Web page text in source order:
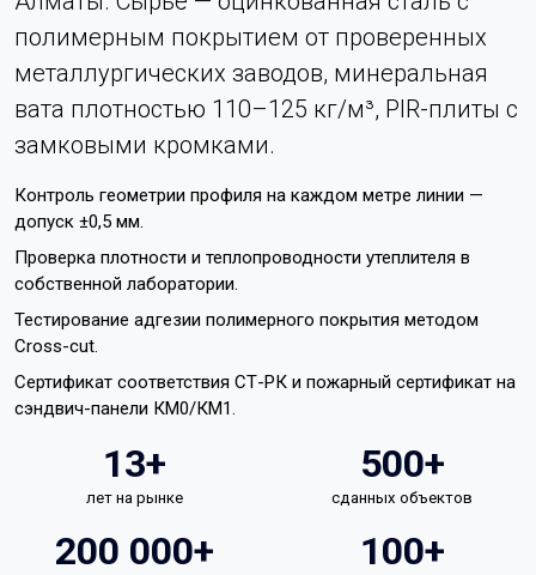
полимерным покрытием от проверенных
металлургических заводов, минеральная
вата плотностью 110–125 кг/м³, PIR-плиты с
замковыми кромками.
Контроль геометрии профиля на каждом метре линии —
допуск ±0,5 мм.
Проверка плотности и теплопроводности утеплителя в
собственной лаборатории.
Тестирование адгезии полимерного покрытия методом
Cross-cut.
Сертификат соответствия СТ-РК и пожарный сертификат на
сэндвич-панели КМ0/КМ1.
13+
лет на рынке
500+
сданных объектов
200 000+ 100+